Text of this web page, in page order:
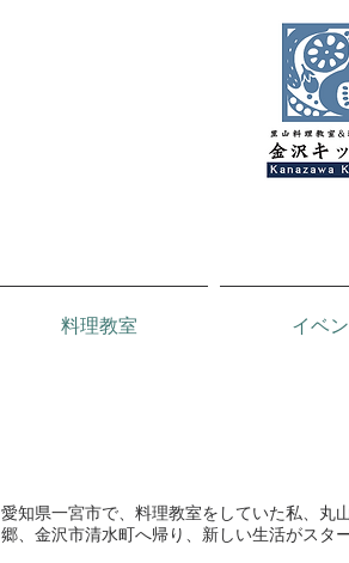
料理教室 イベ
愛知県一宮市で、料理教室をしていた私、丸
郷、金沢市清水町へ帰り、新しい生活がスタ